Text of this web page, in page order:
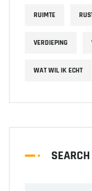
RUIMTE
VERDIEPING
WAT WIL IK ECHT